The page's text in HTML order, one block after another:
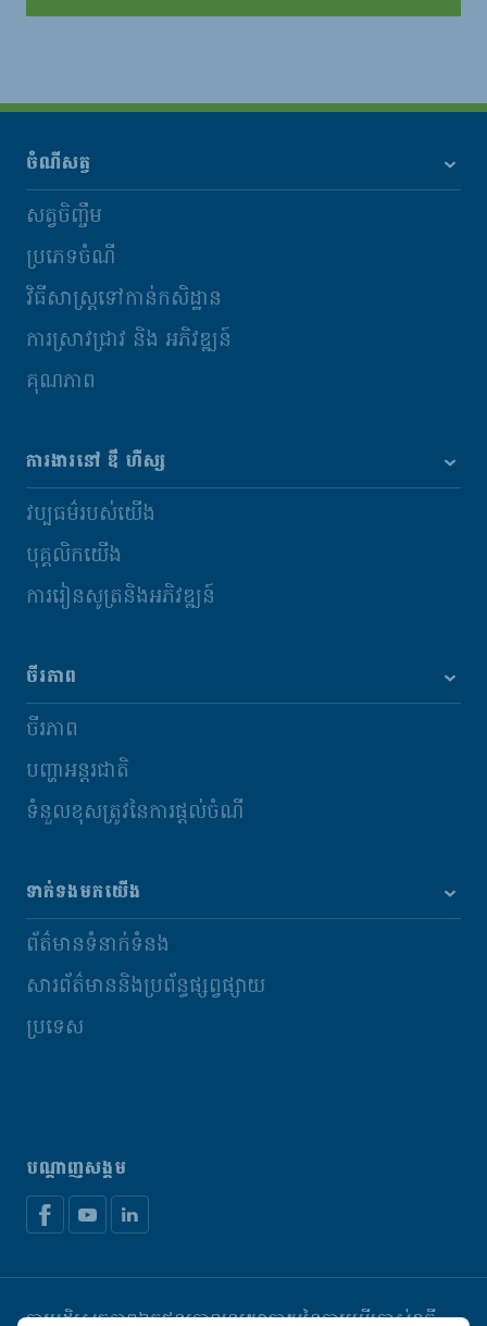
ចំណីសត្វ
សត្វចិញ្ចឹម
ប្រភេទចំណី
វិធីសាស្រ្តទៅកាន់កសិដ្ឋាន
ការស្រាវជ្រាវ និង​ អភិវឌ្ឍន៍
គុណភាព
ការងារនៅ ឌឹ ហឺស្ស
វប្បធម៌របស់យើង
បុគ្គលិកយើង
ការរៀនសូត្រនិងអភិវឌ្ឍន៍
ចីរភាព
ចីរភាព
បញ្ហាអន្តរជាតិ
ទំនួលខុសត្រូវនៃការផ្តល់ចំណី
ទាក់ទងមកយើង
ព័ត៌មានទំនាក់ទំនង
សារព័ត៌មាននិងប្រព័ន្ធផ្សព្វផ្សាយ
ប្រទេស
បណ្តាញសង្គម
ការបដិសេធភាពឯកជនគោលនយោបាយនៃការប្រើប្រាស់ខូគី